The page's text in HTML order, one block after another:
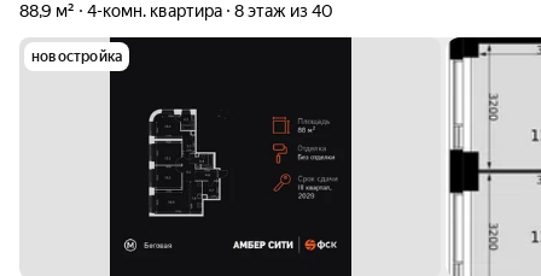
88,9 м²
4-комн. квартира 8 этаж из 40
новостройка